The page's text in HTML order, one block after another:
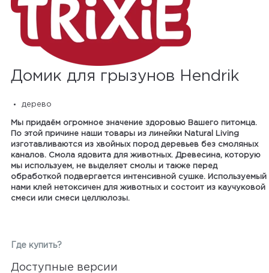
Домик для грызунов Hendrik
дерево
Мы придаём огромное значение здоровью Вашего питомца.
По этой причине наши товары из линейки Natural Living
изготавливаются из хвойных пород деревьев без смоляных
каналов. Смола ядовита для животных. Древесина, которую
мы используем, не выделяет смолы и также перед
обработкой подвергается интенсивной сушке. Используемый
нами клей нетоксичен для животных и состоит из каучуковой
смеси или смеси целлюлозы.
Где купить?
Доступные версии